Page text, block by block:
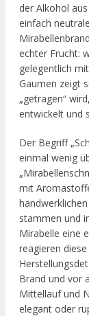
der Alkohol
einfach
echter Frucht:
gelegentlich
Gaumen zeigt
„getragen“
entwickelt und
Der Begriff
einmal wenig
mit
stammen und
Mirabelle eine
reagieren
Brand und vor
Mittellauf und
elegant oder